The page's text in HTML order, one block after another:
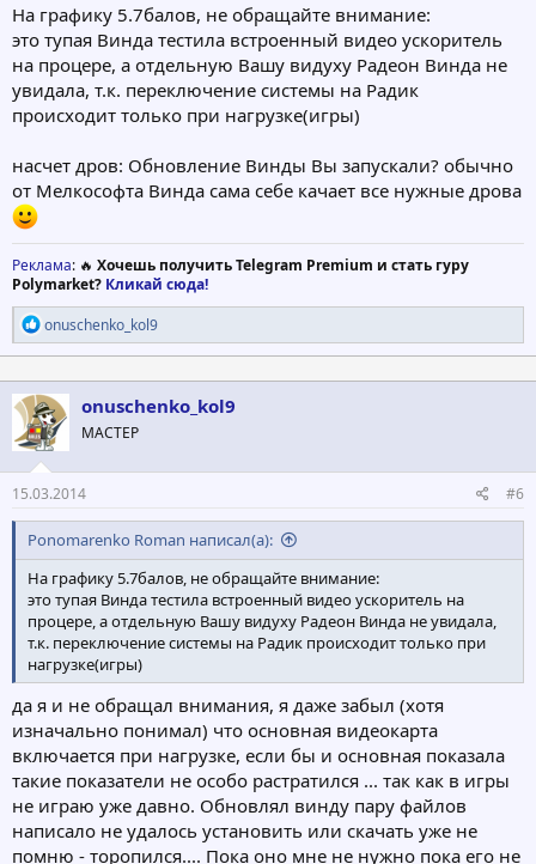
На графику 5.7балов, не обращайте внимание:
это тупая Винда тестила встроенный видео ускоритель
на процере, а отдельную Вашу видуху Радеон Винда не
увидала, т.к. переключение системы на Радик
происходит только при нагрузке(игры)
насчет дров: Обновление Винды Вы запускали? обычно
от Мелкософта Винда сама себе качает все нужные дрова
Реклама: 🔥 Хочешь получить Telegram Premium и стать гуру
Polymarket? Кликай сюда!
Р
е
а
к
ц
и
и
:
onuschenko_kol9
onuschenko_kol9
МАСТЕР
15.03.2014 #6
Ponomarenko Roman написал(а):
На графику 5.7балов, не обращайте внимание:
это тупая Винда тестила встроенный видео ускоритель на
процере, а отдельную Вашу видуху Радеон Винда не увидала,
т.к. переключение системы на Радик происходит только при
нагрузке(игры)
да я и не обращал внимания, я даже забыл (хотя
изначально понимал) что основная видеокарта
включается при нагрузке, если бы и основная показала
такие показатели не особо растратился ... так как в игры
не играю уже давно. Обновлял винду пару файлов
написало не удалось установить или скачать уже не
помню - торопился.... Пока оно мне не нужно пока его не